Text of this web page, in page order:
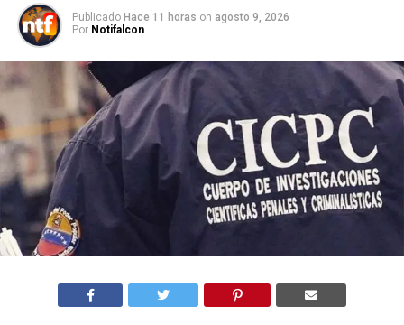
Publicado Hace 11 horas on agosto 9, 2026
Por Notifalcon